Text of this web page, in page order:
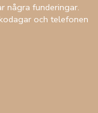
några funderingar.
och telefonen